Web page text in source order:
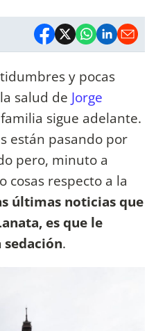
y pocas
salud de Jorge
sigue adelante.
están pasando por
pero, minuto a
cosas respecto a la
últimas noticias que
es que le
.